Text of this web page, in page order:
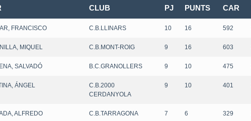
CLUB PJ PUNTS CAR
FRANCISCO C.B.LLINARS 10 16 592
MIQUEL C.B.MONT-ROIG 9 16 603
SALVADÓ B.C.GRANOLLERS 9 10 475
ÁNGEL
C.B.2000
CERDANYOLA
9 10 401
ALFREDO C.B.TARRAGONA 7 6 329